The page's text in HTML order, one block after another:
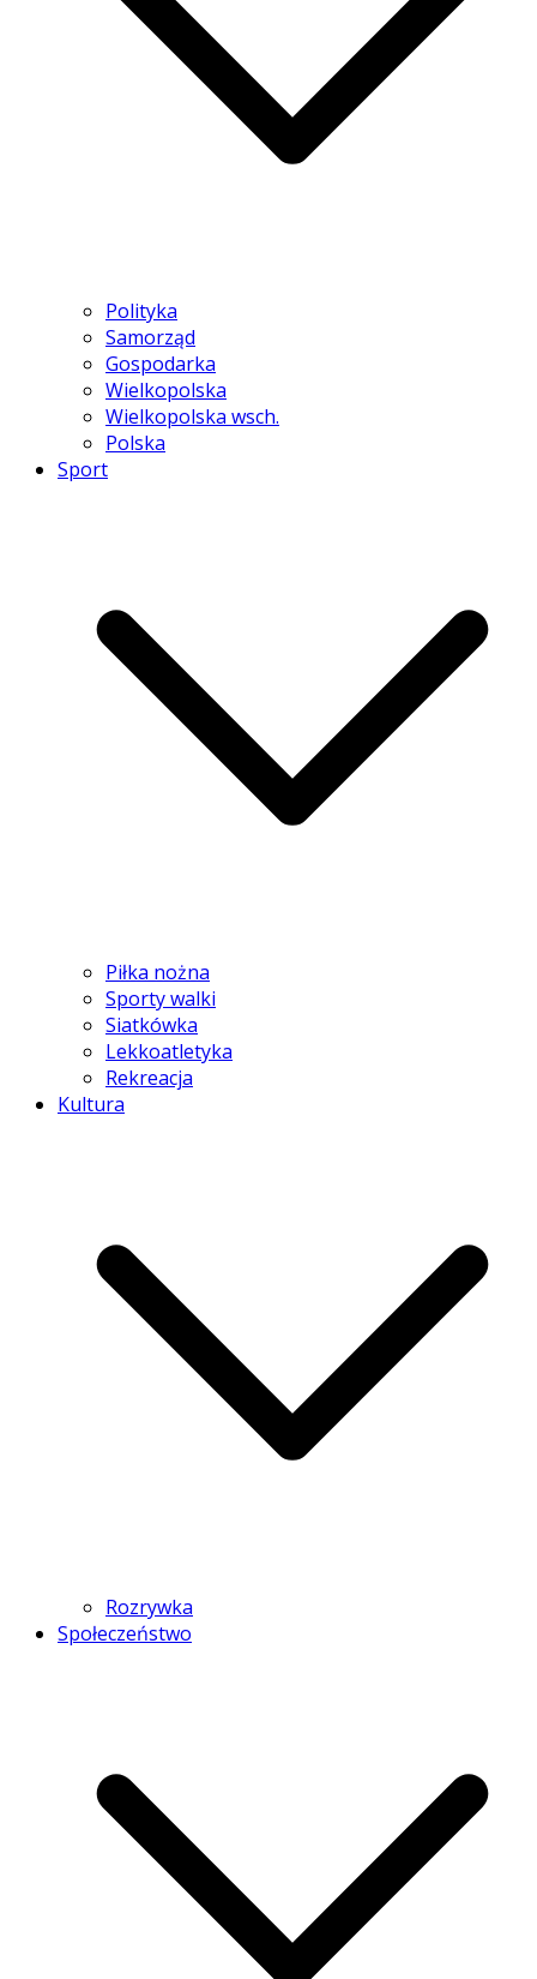
Polityka
Samorząd
Gospodarka
Wielkopolska
Wielkopolska wsch.
Polska
Sport
Piłka nożna
Sporty walki
Siatkówka
Lekkoatletyka
Rekreacja
Kultura
Rozrywka
Społeczeństwo